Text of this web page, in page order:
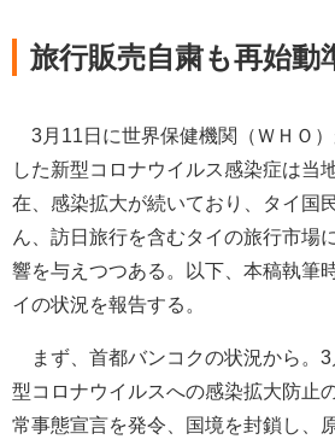
旅行販売自粛も再始動
3月11日に世界保健機関（ＷＨＯ
した新型コロナウイルス感染症は当
在、感染拡大が続いており、タイ国
ん、訪日旅行を含むタイの旅行市場
響を与えつつある。以下、本稿執筆
イの状況を報告する。
まず、首都バンコクの状況から。
型コロナウイルスへの感染拡大防止
常事態宣言を発令、国境を封鎖し、